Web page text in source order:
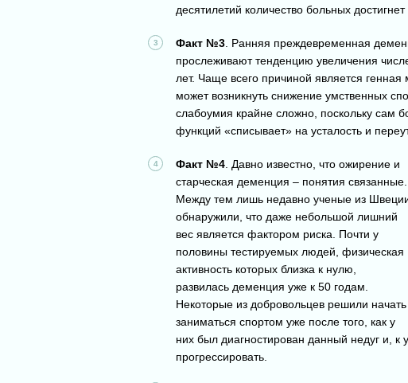
десятилетий количество больных
Факт №3. Ранняя преждевременная
прослеживают тенденцию увеличения
лет. Чаще всего причиной является
может возникнуть снижение умственных
слабоумия крайне сложно, поскольку сам
функций «списывает» на усталость и
Факт №4. Давно известно, что ожирение и
старческая деменция – понятия связанные.
Между тем лишь недавно ученые из
обнаружили, что даже небольшой лишний
вес является фактором риска. Почти у
половины тестируемых людей, физическая
активность которых близка к нулю,
развилась деменция уже к 50 годам.
Некоторые из добровольцев решили начать
заниматься спортом уже после того, как у
них был диагностирован данный недуг и,
прогрессировать.